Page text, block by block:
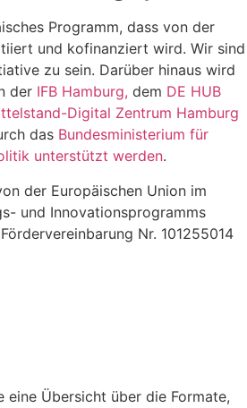
Programm, dass von der
und kofinanziert wird. Wir sind
zu sein. Darüber hinaus wird
der IFB Hamburg, dem DE HUB
Digital Zentrum Hamburg
das Bundesministerium für
unterstützt werden.
der Europäischen Union im
und Innovationsprogramms
Nr. 101255014
eine Übersicht über die Formate,